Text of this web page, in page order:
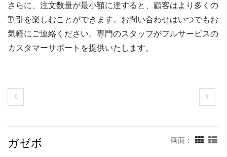
さらに、注文数量が最小額に達すると、顧客はより多くの
割引を楽しむことができます。お問い合わせはいつでもお
気軽にご連絡ください。専門のスタッフがフルサービスの
カスタマーサポートを提供いたします。
ガゼボ 画面：